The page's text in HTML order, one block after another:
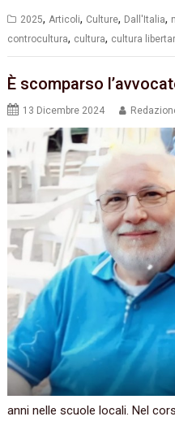
2025,Articoli, Culture, Dall'Italia,
controcultura, cultura, cultura
È scomparso
13 Dicembre 2024
anni nelle scuole locali. Nel